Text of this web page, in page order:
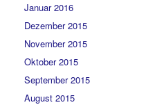
Januar 2016
Dezember 2015
November 2015
Oktober 2015
September 2015
August 2015